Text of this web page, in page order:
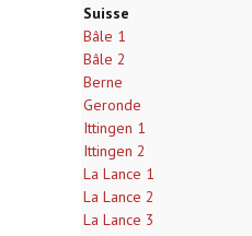
Suisse
Bâle 1
Bâle 2
Berne
Geronde
Ittingen 1
Ittingen 2
La Lance 1
La Lance 2
La Lance 3